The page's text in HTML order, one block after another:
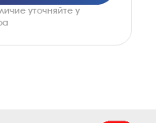
уточняйте у